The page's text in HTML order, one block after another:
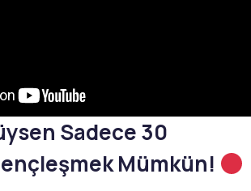
Sadece 30
Mümkün!